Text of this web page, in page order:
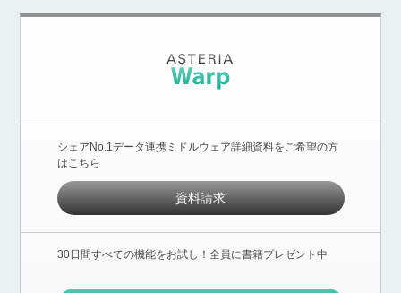
シェアNo.1データ連携ミドルウェア詳細資料をご希望の方
はこちら
資料請求
30日間すべての機能をお試し！全員に書籍プレゼント中